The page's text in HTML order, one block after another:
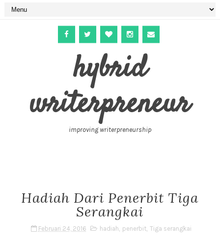
hybrid
writerpreneur
improving writerpreneurship
Hadiah Dari Penerbit Tiga
Serangkai
Februari 24, 2016 hadiah, penerbit, Tiga serangkai